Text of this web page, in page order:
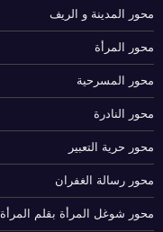
محور المدينة و الريف
محور المرأة
محور المسرحية
محور النادرة
محور حرية التعبير
محور رسالة الغفران
محور شوغل المرأة بقلم المرأة